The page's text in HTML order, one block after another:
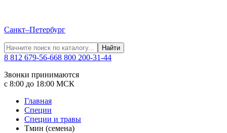
Санкт–Петербург
Найти
8 812 679-56-668 800 200-31-44
Звонки принимаются
с 8:00 до 18:00 МСК
Главная
Специи
Специи и травы
Тмин (семена)